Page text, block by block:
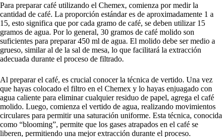
Para preparar café utilizando el Chemex, comienza por medir la
cantidad de café. La proporción estándar es de aproximadamente 1 a
15, esto significa que por cada gramo de café, se deben utilizar 15
gramos de agua. Por lo general, 30 gramos de café molido son
suficientes para preparar 450 ml de agua. El molido debe ser medio a
grueso, similar al de la sal de mesa, lo que facilitará la extracción
adecuada durante el proceso de filtrado.
Al preparar el café, es crucial conocer la técnica de vertido. Una vez
que hayas colocado el filtro en el Chemex y lo hayas enjuagado con
agua caliente para eliminar cualquier residuo de papel, agrega el café
molido. Luego, comienza el vertido de agua, realizando movimientos
circulares para permitir una saturación uniforme. Esta técnica, conocida
como “blooming”, permite que los gases atrapados en el café se
liberen, permitiendo una mejor extracción durante el proceso.